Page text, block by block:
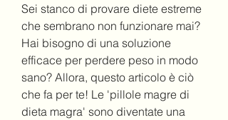
Sei stanco di provare diete estreme
che sembrano non funzionare mai?
Hai bisogno di una soluzione
efficace per perdere peso in modo
sano? Allora, questo articolo è ciò
che fa per te! Le 'pillole magre di
dieta magra' sono diventate una